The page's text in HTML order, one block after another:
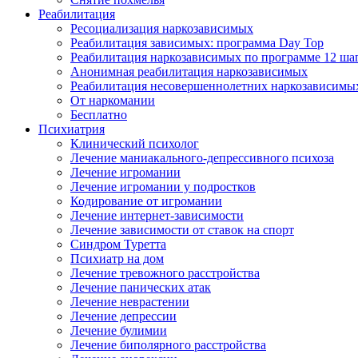
Реабилитация
Ресоциализация наркозависимых
Реабилитация зависимых: программа Day Top
Реабилитация наркозависимых по программе 12
Анонимная реабилитация наркозависимых
Реабилитация несовершеннолетних
От наркомании
Бесплатно
Психиатрия
Клинический психолог
Лечение маниакального-депрессивного психоза
Лечение игромании
Лечение игромании у подростков
Кодирование от игромании
Лечение интернет-зависимости
Лечение зависимости от ставок на спорт
Синдром Туретта
Психиатр на дом
Лечение тревожного расстройства
Лечение панических атак
Лечение неврастении
Лечение депрессии
Лечение булимии
Лечение биполярного расстройства